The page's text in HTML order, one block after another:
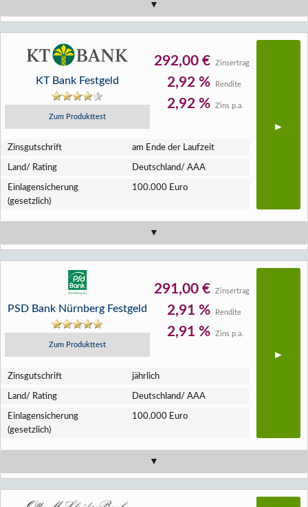
KT Bank Festgeld
Zum Produkttest
292,00 € Zinsertrag
2,92 % Rendite
2,92 % Zins p.a.
Zins­gutschrift am Ende der Laufzeit
Land/ Rating Deutschland/ AAA
Einlagen­sicherung
(gesetzlich)
100.000 Euro
PSD Bank Nürnberg Festgeld
Zum Produkttest
291,00 € Zinsertrag
2,91 % Rendite
2,91 % Zins p.a.
Zins­gutschrift jährlich
Land/ Rating Deutschland/ AAA
Einlagen­sicherung
(gesetzlich)
100.000 Euro